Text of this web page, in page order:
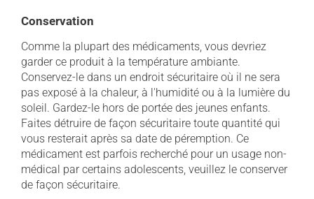
Conservation
Comme la plupart des médicaments, vous devriez
garder ce produit à la température ambiante.
Conservez-le dans un endroit sécuritaire où il ne sera
pas exposé à la chaleur, à l'humidité ou à la lumière du
soleil. Gardez-le hors de portée des jeunes enfants.
Faites détruire de façon sécuritaire toute quantité qui
vous resterait après sa date de péremption. Ce
médicament est parfois recherché pour un usage non-
médical par certains adolescents, veuillez le conserver
de façon sécuritaire.